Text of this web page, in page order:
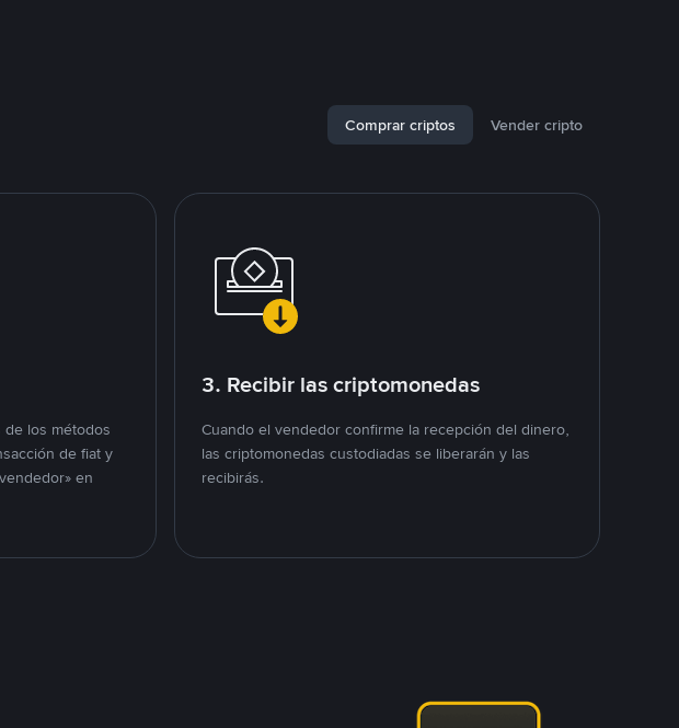
Comprar criptos Vender cripto
de los métodos
de fiat y
en
3. Recibir las criptomonedas
Cuando el vendedor confirme la recepción del dinero,
las criptomonedas custodiadas se liberarán y las
recibirás.